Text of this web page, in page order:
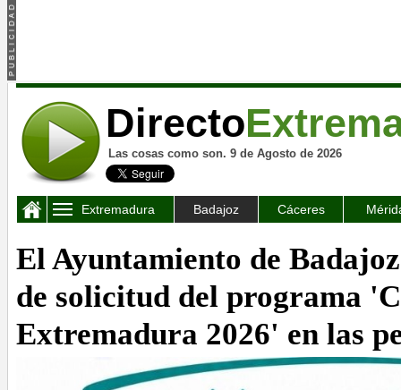
Directo
Las cosas como son. 9 de Agosto de 2026
Extremadura Badajoz Cáceres
El Ayuntamiento de
de solicitud del programa
Extremadura 2026' en las